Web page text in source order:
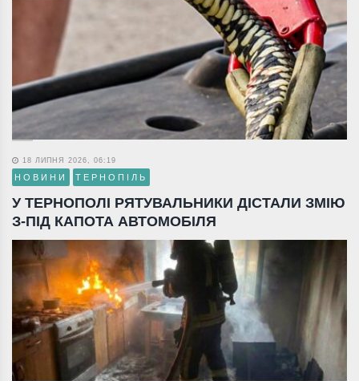
18 ЛИПНЯ 2026, 06:19
НОВИНИ ТЕРНОПІЛЬ
У ТЕРНОПОЛІ РЯТУВАЛЬНИКИ ДІСТАЛИ ЗМІЮ
З-ПІД КАПОТА АВТОМОБІЛЯ